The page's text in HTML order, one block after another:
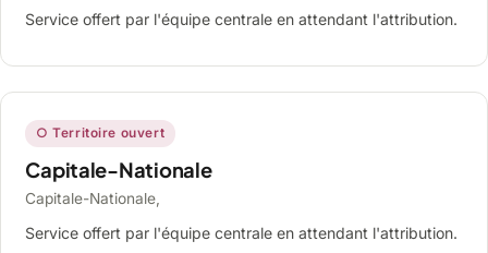
Service offert par l'équipe centrale en attendant l'attribution.
○ Territoire ouvert
Capitale-Nationale
Capitale-Nationale,
Service offert par l'équipe centrale en attendant l'attribution.